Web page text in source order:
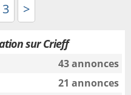
3 >
sur Crieff
43 annonces
21 annonces